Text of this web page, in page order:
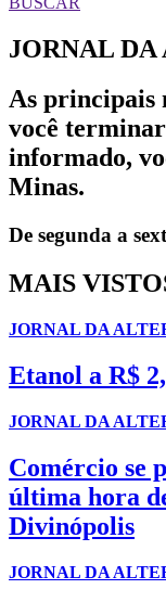
JORNAL DA
As principais
você
informado,
Minas.
De segunda a
MAIS
JORNAL DA
Etanol a R$
JORNAL DA
Comércio se
última hora
Divinópolis
JORNAL DA